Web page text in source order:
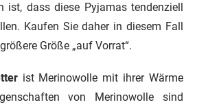
ist, dass diese Pyjamas tendenziell
Kaufen Sie daher in diesem Fall
Größe „auf Vorrat“.
ist Merinowolle mit ihrer Wärme
von Merinowolle sind